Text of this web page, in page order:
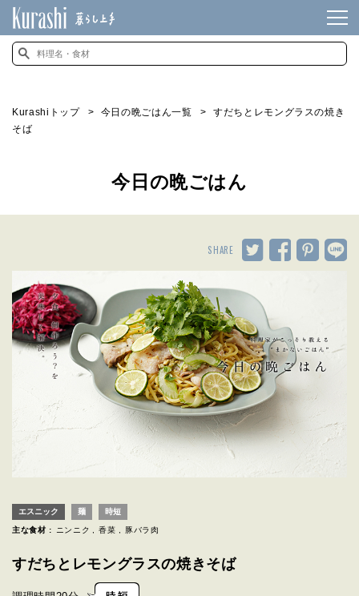
Kurashiトップ 今日の晩ごはん一覧
すだちとレモングラスの焼き
そば
今日の晩ごはん
SHARE
エスニック 麺 時短
主な食材 : ニンニク 香菜 豚バラ肉
すだちとレモングラスの焼きそば